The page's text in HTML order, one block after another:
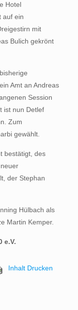
Hotel
auf ein
mit
Bulich gekrönt
Amt an Andreas
Session
ist nun Detlef
Zum
gewählt.
bestätigt, des
der Stephan
Hülbach als
Martin Kemper.
e.V.
Inhalt Drucken